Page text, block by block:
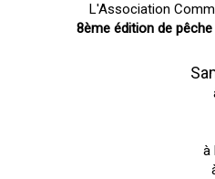
L'Association
8ème édition de
à